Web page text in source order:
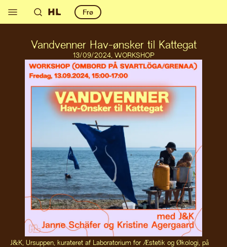
HL Frø
Vandvenner Hav-ønsker til Kattegat
13/09/2024, WORKSHOP
J&K, Ursuppen, kurateret af Laboratorium for Æstetik og Økologi, på